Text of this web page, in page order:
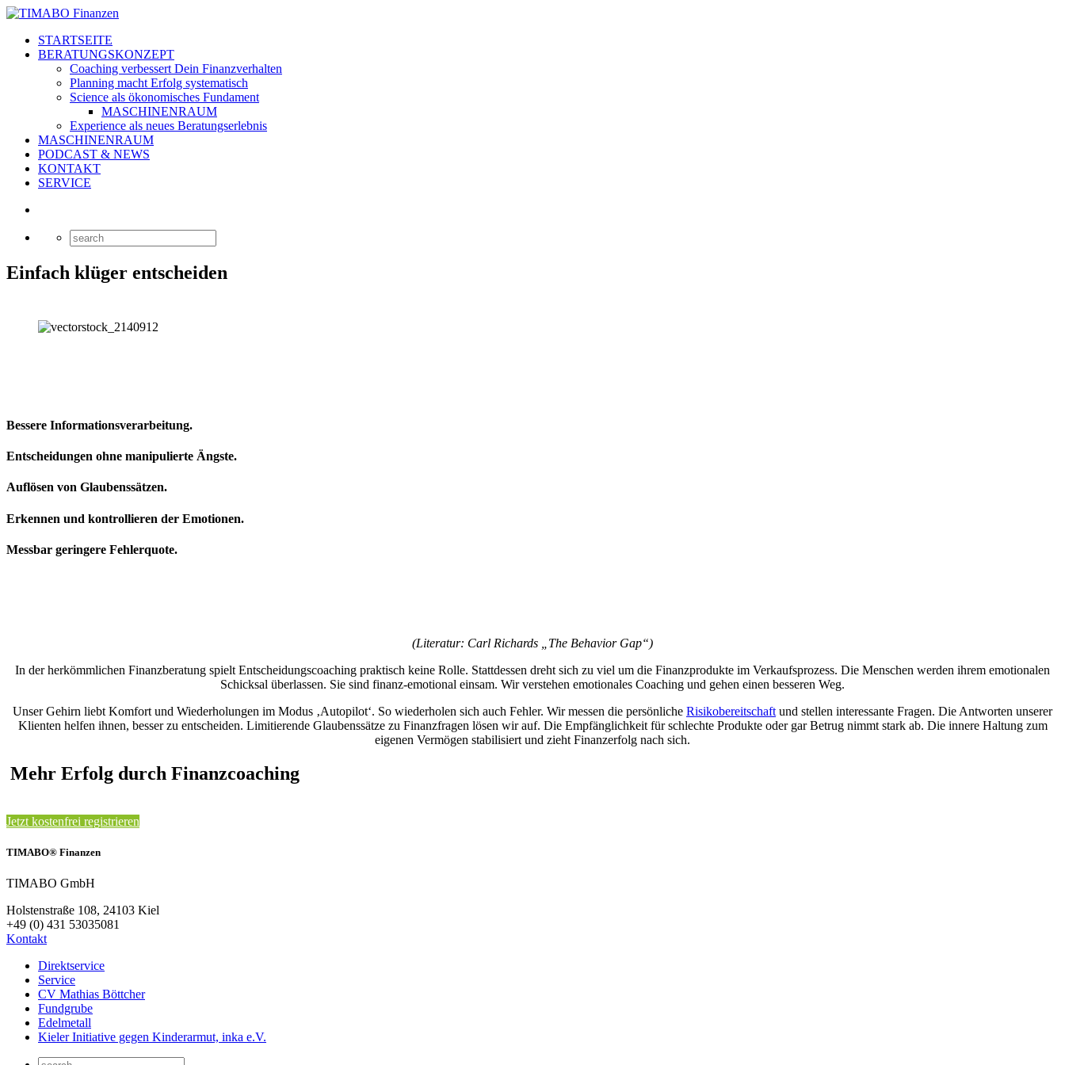
STARTSEITE
BERATUNGSKONZEPT
Coaching verbessert Dein Finanzverhalten
Planning macht Erfolg systematisch
Science als ökonomisches Fundament
MASCHINENRAUM
Experience als neues Beratungserlebnis
MASCHINENRAUM
PODCAST & NEWS
KONTAKT
SERVICE
Einfach klüger entscheiden
Bessere Informationsverarbeitung.
Entscheidungen ohne manipulierte Ängste.
Auflösen von Glaubenssätzen.
Erkennen und kontrollieren der Emotionen.
Messbar geringere Fehlerquote.
(Literatur: Carl Richards „The Behavior Gap“)
In der herkömmlichen Finanzberatung spielt Entscheidungscoaching praktisch keine Rolle. Stattdessen dreht sich zu viel um die Finanzprodukte im Verkaufsprozess. Die Menschen werden ihrem emotionalen
Schicksal überlassen. Sie sind finanz-emotional einsam. Wir verstehen emotionales Coaching und gehen einen besseren Weg.
Unser Gehirn liebt Komfort und Wiederholungen im Modus ‚Autopilot‘. So wiederholen sich auch Fehler. Wir messen die persönliche Risikobereitschaft und stellen interessante Fragen. Die Antworten unserer
Klienten helfen ihnen, besser zu entscheiden. Limitierende Glaubenssätze zu Finanzfragen lösen wir auf. Die Empfänglichkeit für schlechte Produkte oder gar Betrug nimmt stark ab. Die innere Haltung zum
eigenen Vermögen stabilisiert und zieht Finanzerfolg nach sich.
Mehr Erfolg durch Finanzcoaching
Jetzt kostenfrei registrieren
TIMABO® Finanzen
TIMABO GmbH
Holstenstraße 108, 24103 Kiel
+49 (0) 431 53035081
Kontakt
Direktservice
Service
CV Mathias Böttcher
Fundgrube
Edelmetall
Kieler Initiative gegen Kinderarmut, inka e.V.